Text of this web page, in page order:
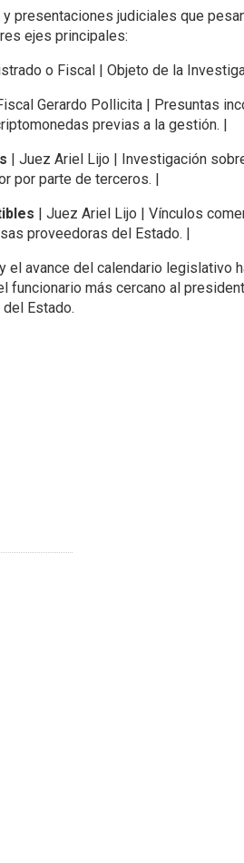
presentaciones judiciales que
ejes principales:
o Fiscal | Objeto de la
Gerardo Pollicita | Presuntas
previas a la gestión. |
| Juez Ariel Lijo | Investigación
por parte de terceros. |
| Juez Ariel Lijo | Vínculos
proveedoras del Estado. |
el avance del calendario legislativo
funcionario más cercano al
Estado.